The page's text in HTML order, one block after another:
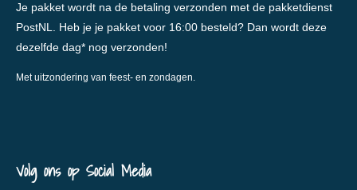
Je pakket wordt na de betaling verzonden met de pakketdienst
PostNL. Heb je je pakket voor 16:00 besteld? Dan wordt deze
dezelfde dag* nog verzonden!
Met uitzondering van feest- en zondagen.
Volg ons op Social Media